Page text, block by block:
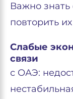
Важно
повторить
Слабые
связи
с ОАЭ: